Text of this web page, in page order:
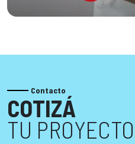
Contacto
COTIZÁ
TU PROYECTO